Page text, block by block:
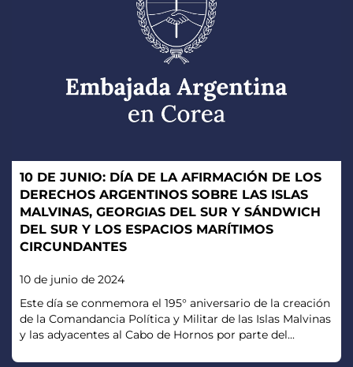
10 DE JUNIO: DÍA DE LA AFIRMACIÓN DE LOS
DERECHOS ARGENTINOS SOBRE LAS ISLAS
MALVINAS, GEORGIAS DEL SUR Y SÁNDWICH
DEL SUR Y LOS ESPACIOS MARÍTIMOS
CIRCUNDANTES
10 de junio de 2024
Este día se conmemora el 195° aniversario de la creación
de la Comandancia Política y Militar de las Islas Malvinas
y las adyacentes al Cabo de Hornos por parte del...